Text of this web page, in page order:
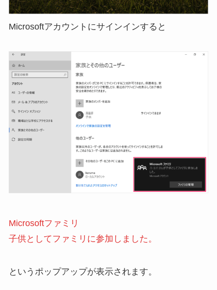
Microsoftアカウントにサインインすると
Microsoftファミリ
子供としてファミリに参加しました。
というポップアップが表示されます。